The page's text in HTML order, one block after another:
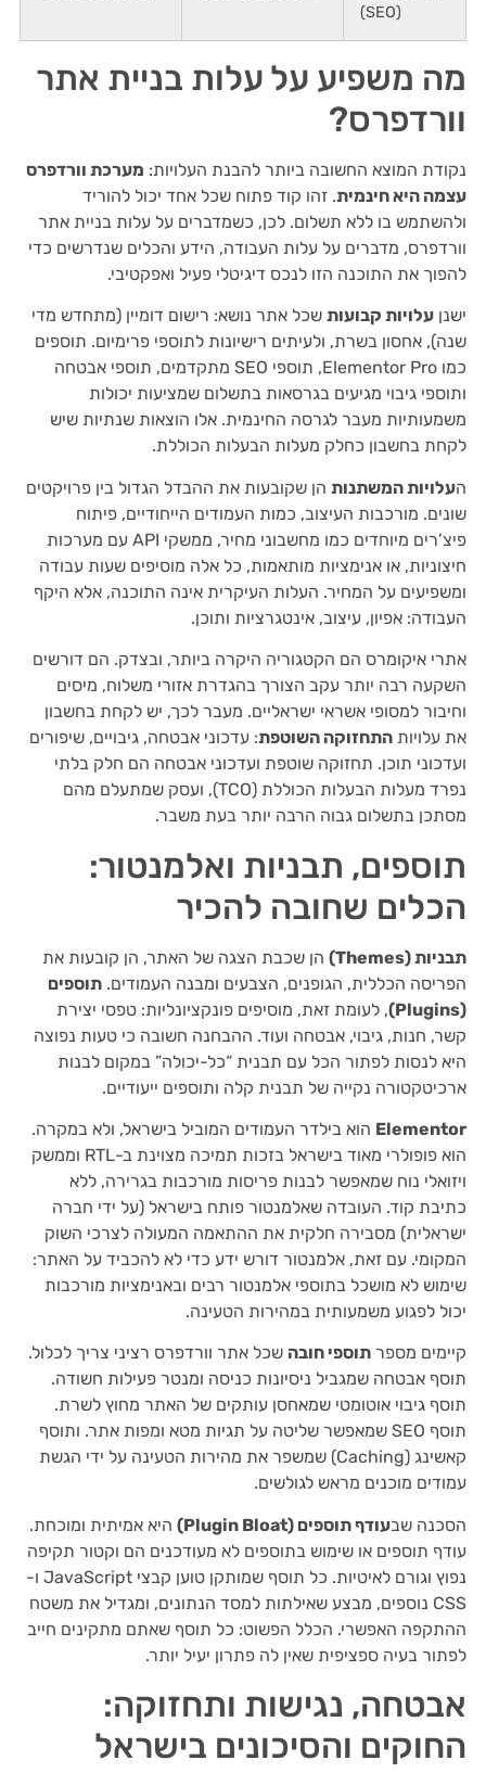
(SEO)
מה משפיע על עלות בניית אתר
וורדפרס?
נקודת המוצא החשובה ביותר להבנת העלויות: מערכת וורדפרס
עצמה היא חינמית. זהו קוד פתוח שכל אחד יכול להוריד
ולהשתמש בו ללא תשלום. לכן, כשמדברים על עלות בניית אתר
וורדפרס, מדברים על עלות העבודה, הידע והכלים שנדרשים כדי
להפוך את התוכנה הזו לנכס דיגיטלי פעיל ואפקטיבי.
ישנן עלויות קבועות שכל אתר נושא: רישום דומיין (מתחדש מדי
שנה), אחסון בשרת, ולעיתים רישיונות לתוספי פרימיום. תוספים
כמו Elementor Pro, תוספי SEO מתקדמים, תוספי אבטחה
ותוספי גיבוי מגיעים בגרסאות בתשלום שמציעות יכולות
משמעותיות מעבר לגרסה החינמית. אלו הוצאות שנתיות שיש
לקחת בחשבון כחלק מעלות הבעלות הכוללת.
העלויות המשתנות הן שקובעות את ההבדל הגדול בין פרויקטים
שונים. מורכבות העיצוב, כמות העמודים הייחודיים, פיתוח
פיצ’רים מיוחדים כמו מחשבוני מחיר, ממשקי API עם מערכות
חיצוניות, או אנימציות מותאמות, כל אלה מוסיפים שעות עבודה
ומשפיעים על המחיר. העלות העיקרית אינה התוכנה, אלא היקף
העבודה: אפיון, עיצוב, אינטגרציות ותוכן.
אתרי איקומרס הם הקטגוריה היקרה ביותר, ובצדק. הם דורשים
השקעה רבה יותר עקב הצורך בהגדרת אזורי משלוח, מיסים
וחיבור למסופי אשראי ישראליים. מעבר לכך, יש לקחת בחשבון
את עלויות התחזוקה השוטפת: עדכוני אבטחה, גיבויים, שיפורים
ועדכוני תוכן. תחזוקה שוטפת ועדכוני אבטחה הם חלק בלתי
נפרד מעלות הבעלות הכוללת (TCO), ועסק שמתעלם מהם
מסתכן בתשלום גבוה הרבה יותר בעת משבר.
תוספים, תבניות ואלמנטור:
הכלים שחובה להכיר
תבניות (Themes)
הן שכבת הצגה של האתר, הן קובעות את
הפריסה הכללית, הגופנים, הצבעים ומבנה העמודים. תוספים
(Plugins)
, לעומת זאת, מוסיפים פונקציונליות: טפסי יצירת
קשר, חנות, גיבוי, אבטחה ועוד. ההבחנה חשובה כי טעות נפוצה
היא לנסות לפתור הכל עם תבנית “כל-יכולה” במקום לבנות
ארכיטקטורה נקייה של תבנית קלה ותוספים ייעודיים.
Elementor הוא בילדר העמודים המוביל בישראל, ולא במקרה.
הוא פופולרי מאוד בישראל בזכות תמיכה מצוינת ב-RTL וממשק
ויזואלי נוח שמאפשר לבנות פריסות מורכבות בגרירה, ללא
כתיבת קוד. העובדה שאלמנטור פותח בישראל (על ידי חברה
ישראלית) מסבירה חלקית את ההתאמה המעולה לצרכי השוק
המקומי. עם זאת, אלמנטור דורש ידע כדי לא להכביד על האתר:
שימוש לא מושכל בתוספי אלמנטור רבים ובאנימציות מורכבות
יכול לפגוע משמעותית במהירות הטעינה.
קיימים מספר תוספי חובה שכל אתר וורדפרס רציני צריך לכלול.
תוסף אבטחה שמגביל ניסיונות כניסה ומנטר פעילות חשודה.
תוסף גיבוי אוטומטי שמאחסן עותקים של האתר מחוץ לשרת.
תוסף SEO שמאפשר שליטה על תגיות מטא ומפות אתר. ותוסף
קאשינג (Caching) שמשפר את מהירות הטעינה על ידי הגשת
עמודים מוכנים מראש לגולשים.
הסכנה שבעודף תוספים (Plugin Bloat)
היא אמיתית ומוכחת.
עודף תוספים או שימוש בתוספים לא מעודכנים הם וקטור תקיפה
נפוץ וגורם לאיטיות. כל תוסף שמותקן טוען קבצי JavaScript ו-
CSS נוספים, מבצע שאילתות למסד הנתונים, ומגדיל את משטח
ההתקפה האפשרי. הכלל הפשוט: כל תוסף שאתם מתקינים חייב
לפתור בעיה ספציפית שאין לה פתרון יעיל יותר.
אבטחה, נגישות ותחזוקה:
החוקים והסיכונים בישראל